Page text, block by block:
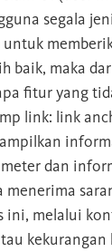
segala
untuk
baik, maka
fitur yang
link: link
dan
menerima
ini, melalui
kekurangan